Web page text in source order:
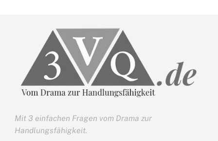
Mit 3 einfachen Fragen vom Drama zur
Handlungsfähigkeit.